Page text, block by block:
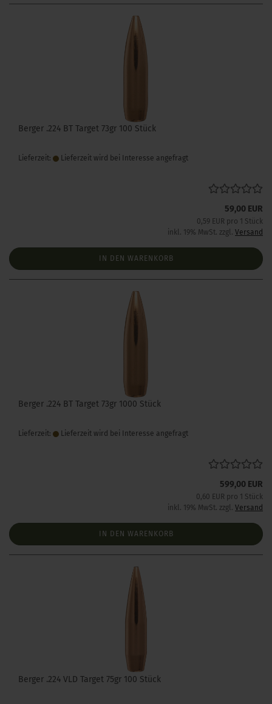
Berger .224 BT Target 73gr 100 Stück
Lieferzeit: Lieferzeit wird bei Interesse angefragt
59,00 EUR
0,59 EUR pro 1 Stück
inkl. 19% MwSt. zzgl. Versand
IN DEN WARENKORB
Berger .224 BT Target 73gr 1000 Stück
Lieferzeit: Lieferzeit wird bei Interesse angefragt
599,00 EUR
0,60 EUR pro 1 Stück
inkl. 19% MwSt. zzgl. Versand
IN DEN WARENKORB
Berger .224 VLD Target 75gr 100 Stück